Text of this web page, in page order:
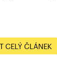
CELÝ ČLÁNEK